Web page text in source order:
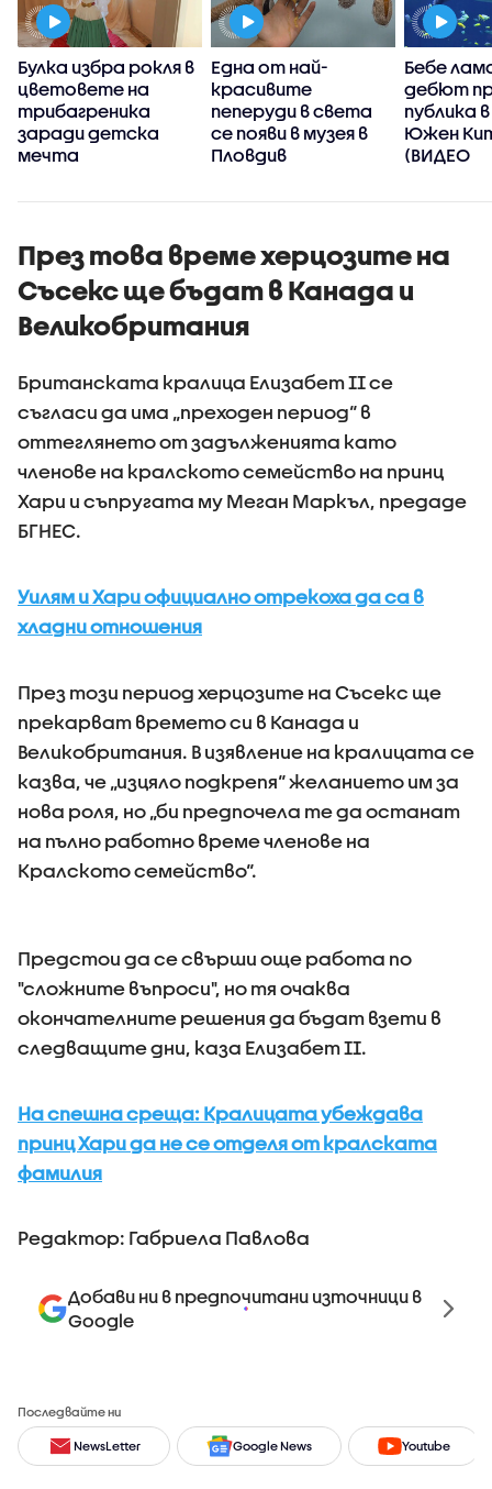
Булка избра рокля в
цветовете на
трибагреника
заради детска
мечта
Една от най-
красивите
пеперуди в света
се появи в музея в
Пловдив
Бебе
дебют
публика
Южен
(ВИДЕО
През това време херцозите на
Съсекс ще бъдат в Канада и
Великобритания
Британската кралица Елизабет II се
съгласи да има „преходен период“ в
оттеглянето от задълженията като
членове на кралското семейство на принц
Хари и съпругата му Меган Маркъл, предаде
БГНЕС.
Уилям и Хари официално отрекоха да са в
хладни отношения
През този период херцозите на Съсекс ще
прекарват времето си в Канада и
Великобритания. В изявление на кралицата се
казва, че „изцяло подкрепя“ желанието им за
нова роля, но „би предпочела те да останат
на пълно работно време членове на
Кралското семейство“.
Предстои да се свърши още работа по
"сложните въпроси", но тя очаква
окончателните решения да бъдат взети в
следващите дни, каза Елизабет II.
На спешна среща: Кралицата убеждава
принц Хари да не се отделя от кралската
фамилия
Редактор: Габриела Павлова
Добави ни в предпочитани източници в
Google
Последвайте ни
NewsLetter Google News Youtube